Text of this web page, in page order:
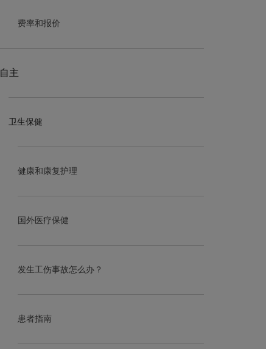
费率和报价
自主
卫生保健
健康和康复护理
国外医疗保健
发生工伤事故怎么办？
患者指南